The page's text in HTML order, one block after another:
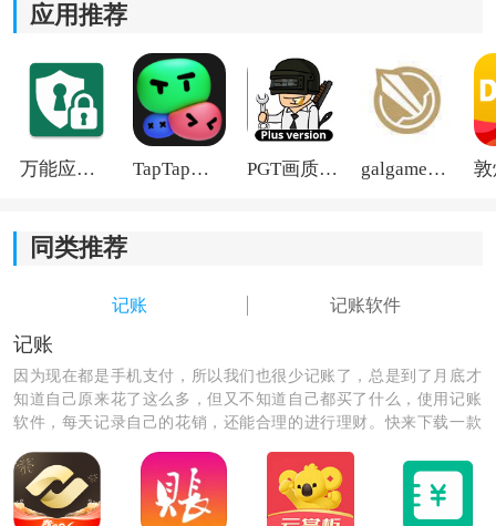
《口袋记账最新版》软件介绍：
1.用户要在软件中填写自己的每日支出消费情况，还需要
输入每日收入数据。
2.记账模块可以让用户自定义的添加，方便用户随时查阅
自己的消费情况。
非常清晰的消费数据。
应用推荐
万能应用隐藏 TapTap国际版2026 PGT画质助手旧版 galgame游戏盒子2026
同类推荐
记账 记账软件
记账
因为现在都是手机支付，所以我们也很少记账了，总是到了月底才
知道自己原来花了这么多，但又不知道自己都买了什么，使用记账
软件，每天记录自己的花销，还能合理的进行理财。快来下载一款